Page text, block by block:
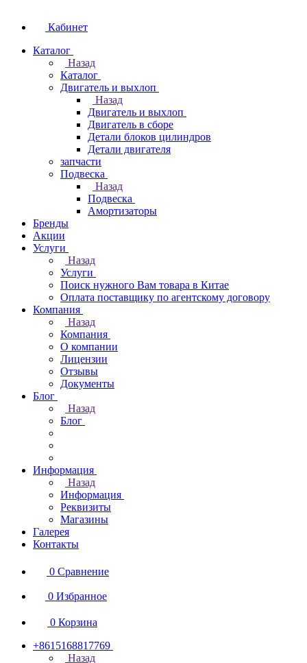
Кабинет
Каталог
Назад
Каталог
Двигатель и выхлоп
Назад
Двигатель и выхлоп
Двигатель в сборе
Детали блоков цилиндров
Детали двигателя
запчасти
Подвеска
Назад
Подвеска
Амортизаторы
Бренды
Акции
Услуги
Назад
Услуги
Поиск нужного Вам товара в Китае
Оплата поставщику по агентскому договору
Компания
Назад
Компания
О компании
Лицензии
Отзывы
Документы
Блог
Назад
Блог
Информация
Назад
Информация
Реквизиты
Магазины
Галерея
Контакты
0 Сравнение
0 Избранное
0 Корзина
+8615168817769
Назад